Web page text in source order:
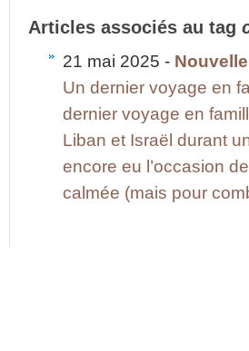
Articles associés au tag
21 mai 2025 -
Un dernier voyage en
dernier voyage en
Liban et Israël durant
encore eu l’occasion
calmée (mais pour